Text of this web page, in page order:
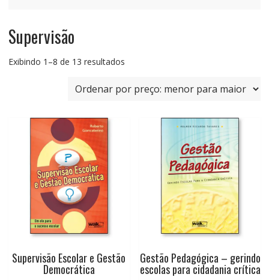
Supervisão
Exibindo 1–8 de 13 resultadosClassificado
preço:
Supervisão Escolar e Gestão
Democrática
Gestão Pedagógica – gerindo
escolas para cidadania crítica